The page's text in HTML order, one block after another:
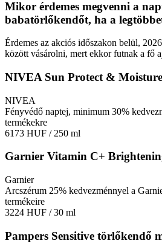
Mikor érdemes megvenni a
babatörlőkendőt, ha a
Érdemes az akciós időszakon belül,
között vásárolni, mert ekkor futnak a fő
NIVEA Sun Protect &
NIVEA
Fényvédő naptej, minimum 30%
termékekre
6173 HUF / 250 ml
Garnier Vitamin C+
Garnier
Arcszérum 25% kedvezménnyel a
termékeire
3224 HUF / 30 ml
Pampers Sensitive törlőkendő